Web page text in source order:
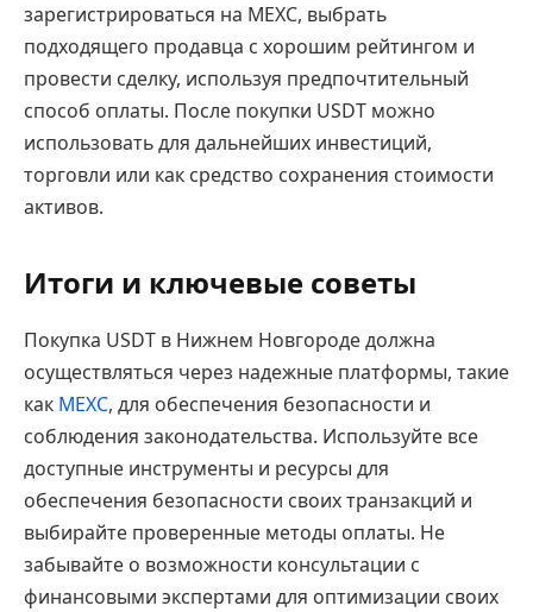
зарегистрироваться на MEXC, выбрать
подходящего продавца с хорошим рейтингом и
провести сделку, используя предпочтительный
способ оплаты. После покупки USDT можно
использовать для дальнейших инвестиций,
торговли или как средство сохранения стоимости
активов.
Итоги и ключевые советы
Покупка USDT в Нижнем Новгороде должна
осуществляться через надежные платформы, такие
как MEXC, для обеспечения безопасности и
соблюдения законодательства. Используйте все
доступные инструменты и ресурсы для
обеспечения безопасности своих транзакций и
выбирайте проверенные методы оплаты. Не
забывайте о возможности консультации с
финансовыми экспертами для оптимизации своих